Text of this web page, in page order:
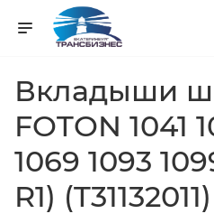
Вкладыши
FOTON 1041
1069 1093
R1) (T31132011)